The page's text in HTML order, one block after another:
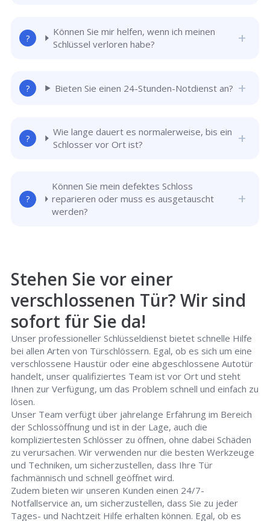
Können Sie mir helfen, wenn ich meinen
Schlüssel verloren habe?
Bieten Sie einen 24-Stunden-Notdienst an?
Wie lange dauert es normalerweise, bis ein
Schlosser vor Ort ist?
Können Sie mein defektes Schloss
reparieren oder muss es ausgetauscht
werden?
Stehen Sie vor einer
verschlossenen Tür? Wir sind
sofort für Sie da!
Unser professioneller Schlüsseldienst bietet schnelle Hilfe
bei allen Arten von Türschlössern. Egal, ob es sich um eine
verschlossene Haustür oder eine abgeschlossene Autotür
handelt, unser qualifiziertes Team ist vor Ort und steht
Ihnen zur Verfügung, um das Problem schnell und einfach zu
lösen.
Unser Team verfügt über jahrelange Erfahrung im Bereich
der Schlossöffnung und ist in der Lage, auch die
kompliziertesten Schlösser zu öffnen, ohne dabei Schäden
zu verursachen. Wir verwenden nur die besten Werkzeuge
und Techniken, um sicherzustellen, dass Ihre Tür
fachmännisch und schnell geöffnet wird.
Zudem bieten wir unseren Kunden einen 24/7-
Notfallservice an, um sicherzustellen, dass Sie zu jeder
Tages- und Nachtzeit Hilfe erhalten können. Egal, ob es